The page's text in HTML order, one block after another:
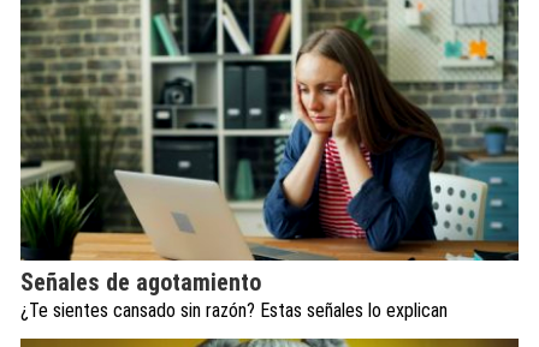
Señales de agotamiento
¿Te sientes cansado sin razón? Estas señales lo explican